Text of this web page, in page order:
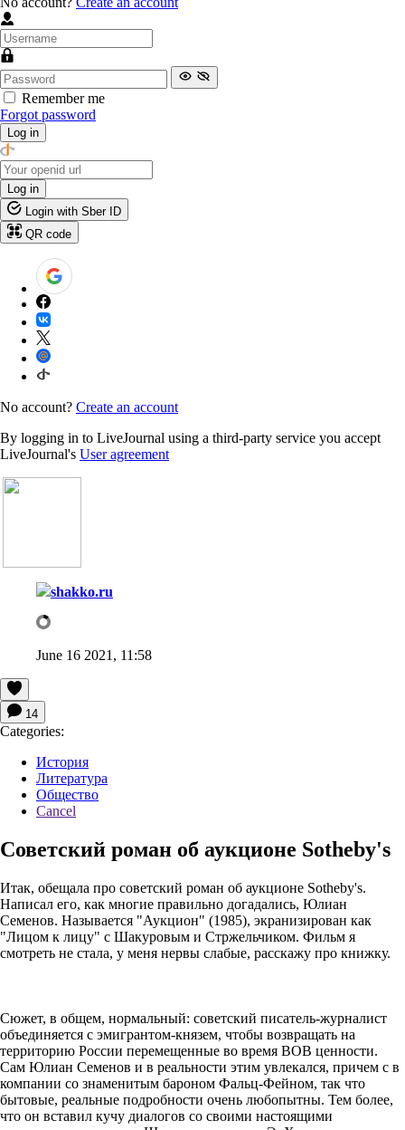
Remember me
Forgot password
Log in
Log in
Login with Sber ID
QR code
No account? Create an account
By logging in to LiveJournal using a third-party service you accept
LiveJournal's User agreement
shakko.ru
June 16 2021, 11:58
14
Categories:
История
Литература
Общество
Cancel
Советский роман об аукционе Sotheby's
Итак, обещала про советский роман об аукционе Sotheby's.
Написал его, как многие правильно догадались, Юлиан
Семенов. Называется "Аукцион" (1985), экранизирован как
"Лицом к лицу" с Шакуровым и Стржельчиком. Фильм я
смотреть не стала, у меня нервы слабые, расскажу про книжку.
Сюжет, в общем, нормальный: советский писатель-журналист
объединяется с эмигрантом-князем, чтобы возвращать на
территорию России перемещенные во время ВОВ ценности.
Сам Юлиан Семенов и в реальности этим увлекался, причем с в
компании со знаменитым бароном Фальц-Фейном, так что
бытовые, реальные подробности очень любопытны. Тем более,
что он вставил кучу диалогов со своими настоящими